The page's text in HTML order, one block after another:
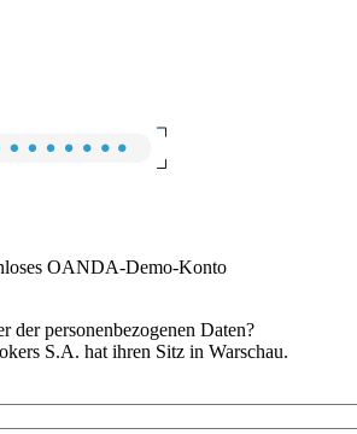
OANDA-Demo-Konto
der personenbezogenen Daten?
S.A. hat ihren Sitz in Warschau.